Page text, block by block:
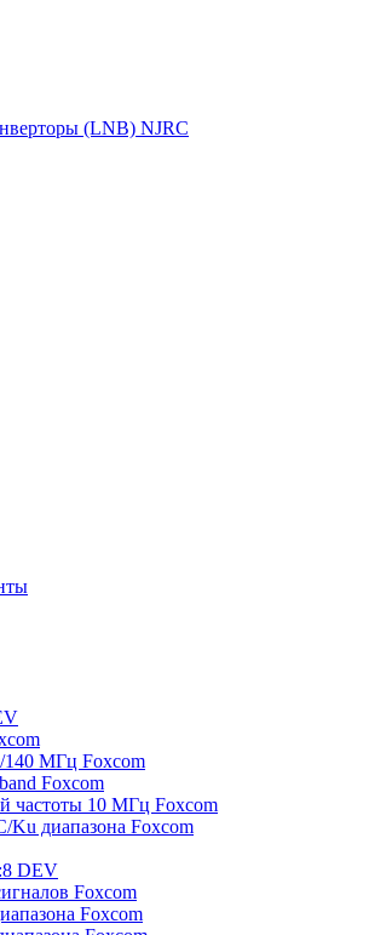
(LNB) NJRC
140 МГц Foxcom
Foxcom
частоты 10 МГц Foxcom
Ku диапазона Foxcom
DEV
Foxcom
Foxcom